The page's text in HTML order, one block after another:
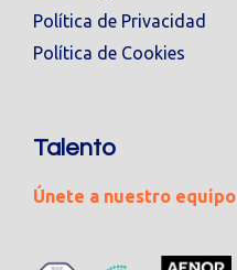
Política de Privacidad
Política de Cookies
Talento
Únete a nuestro equipo